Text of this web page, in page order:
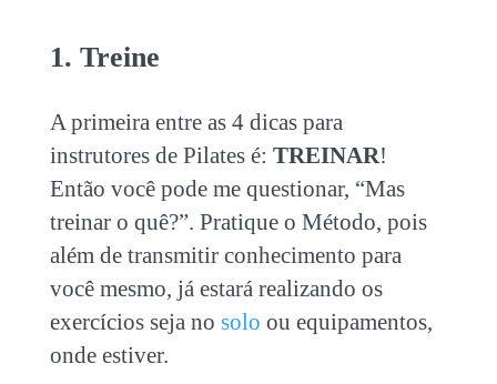
1. Treine
A primeira entre as 4 dicas para
instrutoresde Pilates é: TREINAR!
Então você pode me questionar, “Mas
treinar o quê?”. Pratique o Método, pois
além de transmitir conhecimento para
você mesmo, já estará realizando os
exercícios seja no solo ou equipamentos,
onde estiver.